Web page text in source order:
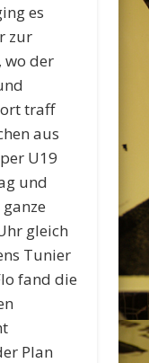
es
zur
wo der
traff
aus
U19
und
gleich
Tunier
fand die
Plan